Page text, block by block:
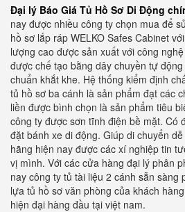
Đại lý Báo Giá Tủ Hồ Sơ Di Động
nay được nhiều công ty chọn mua để
hồ sơ lắp ráp WELKO Safes Cabinet
lượng cao được sản xuất với công
được chế tạo bằng dây chuyền tự
chuẩn khắt khe. Hệ thống kiểm định
tủ hồ sơ ba cánh là sản phẩm đạt các
liền được bình chọn là sản phẩm tiêu
công ty được sơn tĩnh điện bề mặt. Có
đặt bánh xe di động. Giúp di chuyển
hãng hiện nay được các xí nghiệp tin
vị mình. Với các cửa hàng đại lý phân
nay công ty tủ tài liệu 2 cánh sẵn sàng
lựa tủ hồ sơ văn phòng của khách
hiện đại hàng đầu tại việt nam.